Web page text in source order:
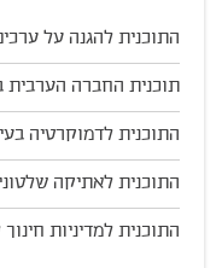
התוכנית להגנה על
תוכנית החברה הערבית
התוכנית לדמוקרטיה
התוכנית לאתיקה
התוכנית למדיניות